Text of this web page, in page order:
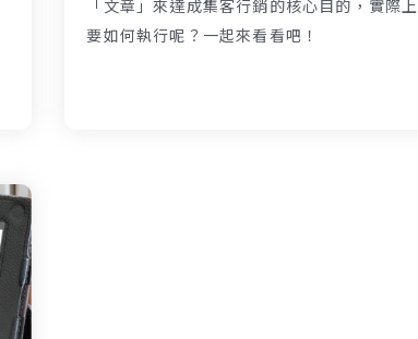
「文章」來達成集客行銷的核心目的，實際上
要如何執行呢？一起來看看吧！